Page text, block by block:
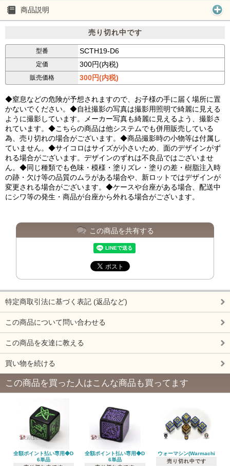
商品説明
売り切れ中です
型番 SCTH19-D6
定価 300円(内税)
販売価格 300円(内税)
◆窒息などの危険が予想されますので、お子様の手に届く場所に置
かないでください。◆自社撮影の写真は撮影用照明で綺麗に見える
ように撮影しています。メーカー写真も綺麗に見えるよう、撮影さ
れています。◆こちらの商品は他システムでも併用販売している
為、売り切れの場合がございます。◆商品撮影時の小物等は付属し
ていません。◆サイコロはサイズが小さいため、面のデザインがず
れる場合がございます。デザインのずれは不良品ではございませ
ん。◆同じ種類でも色味・模様・塗りズレ・塗りの差・樹脂注入時
の跡・欠け等の品質のムラがある場合や、新ロットではデザインが
変更される場合がございます。◆ケースや台座がある場合、配送中
にシワ等の発生・商品が台座から外れる場合がございます。
この商品を共有する
特定商取引法に基づく表記 (返品など)
この商品について問い合わせる
この商品を友達に教える
買い物を続ける
この商品を買った人はこんな商品も買ってます
全額ポイント払い専用◆D
6単品
全額ポイント払い専用◆D
6単品
ウォーマシン(Warmachi
売り切れ中です